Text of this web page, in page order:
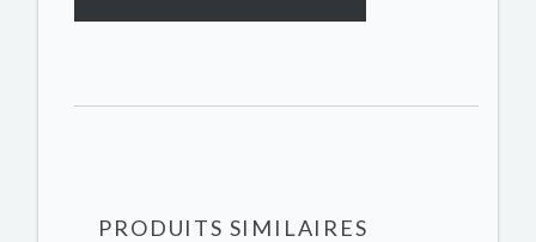
PRODUITS SIMILAIRES